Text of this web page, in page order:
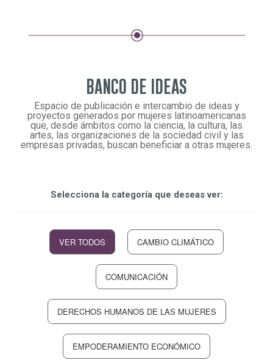
BANCO DE IDEAS
Espacio de publicación e intercambio de ideas y
proyectos generados por mujeres latinoamericanas
que, desde ámbitos como la ciencia, la cultura, las
artes, las organizaciones de la sociedad civil y las
empresas privadas, buscan beneficiar a otras mujeres.
Selecciona la categoría que deseas ver:
VER TODOS CAMBIO CLIMÁTICO
COMUNICACIÓN
DERECHOS HUMANOS DE LAS MUJERES
EMPODERAMIENTO ECONÓMICO